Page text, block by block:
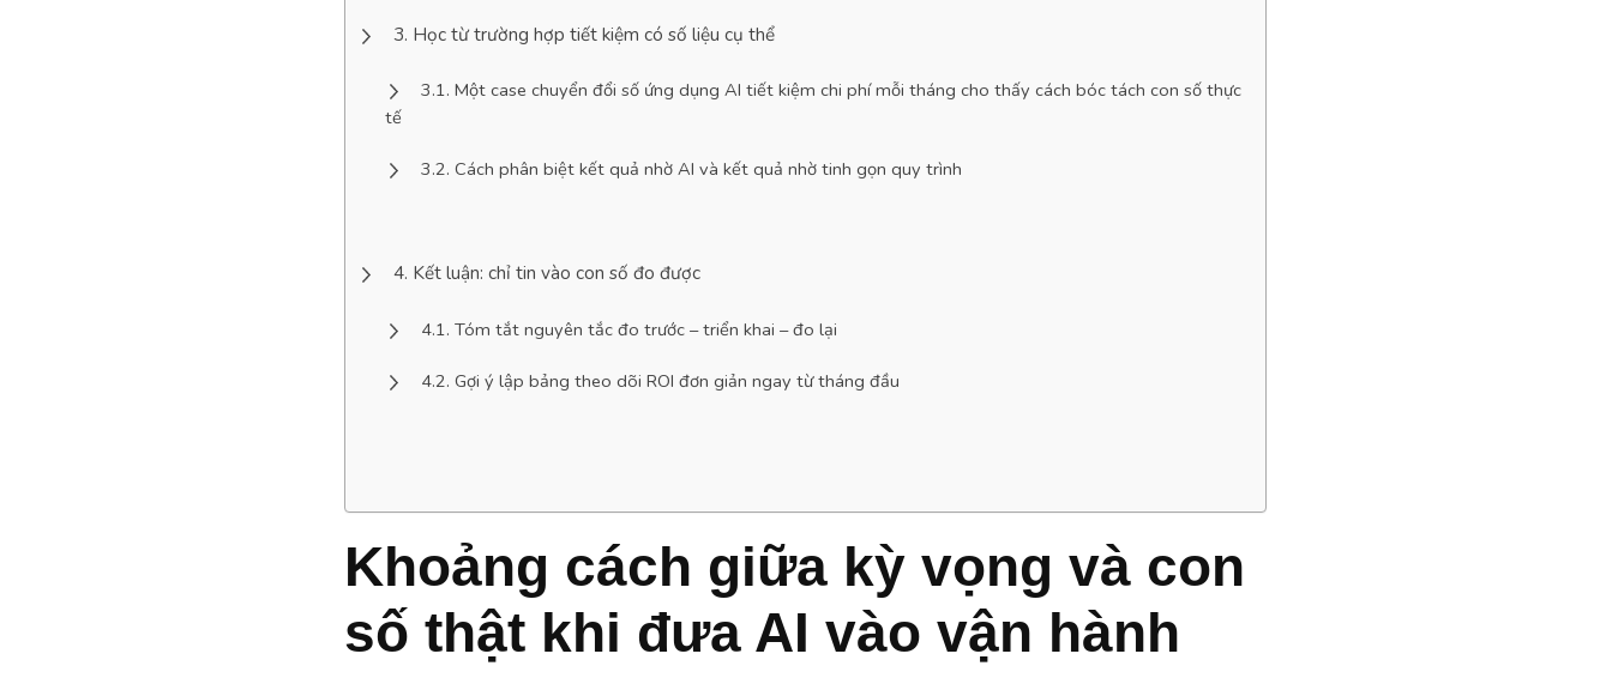
Học từ trường hợp tiết kiệm có số liệu cụ thể
Một case chuyển đổi số ứng dụng AI tiết kiệm chi phí mỗi tháng cho thấy cách bóc tách con số thực
tế
Cách phân biệt kết quả nhờ AI và kết quả nhờ tinh gọn quy trình
Kết luận: chỉ tin vào con số đo được
Tóm tắt nguyên tắc đo trước – triển khai – đo lại
Gợi ý lập bảng theo dõi ROI đơn giản ngay từ tháng đầu
Khoảng cách giữa kỳ vọng và con
số thật khi đưa AI vào vận hành